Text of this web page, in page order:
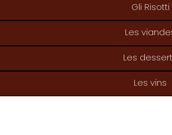
Gli Risotti
Les
Les
Les vins